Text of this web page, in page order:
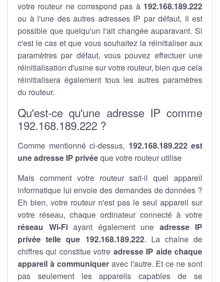
votre routeur ne correspond pas à 192.168.189.222
ou à l'une des autres adresses IP par défaut, il est
possible que quelqu'un l'ait changée auparavant. Si
c'est le cas et que vous souhaitez la réinitialiser aux
paramètres par défaut, vous pouvez effectuer une
réinitialisation d'usine sur votre routeur, bien que cela
réinitialisera également tous les autres paramètres
du routeur.
Qu'est-ce qu'une adresse IP comme
192.168.189.222 ?
Comme mentionné ci-dessus, 192.168.189.222 est
une adresse IP privéeque votre routeur utilise
Mais comment votre routeur sait-il quel appareil
informatique lui envoie des demandes de données ?
Eh bien, votre routeur n'est pas le seul appareil sur
votre réseau, chaque ordinateur connecté à votre
réseau Wi-Fiayant également une adresse IP
privée telle que 192.168.189.222. La chaîne de
chiffres qui constitue votre adresse IP aide chaque
appareil à communiqueravec l'autre. Et ce ne sont
pas seulement les appareils capables de se